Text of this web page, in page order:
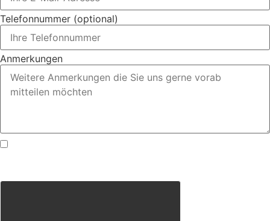
Telefonnummer (optional)
Anmerkungen